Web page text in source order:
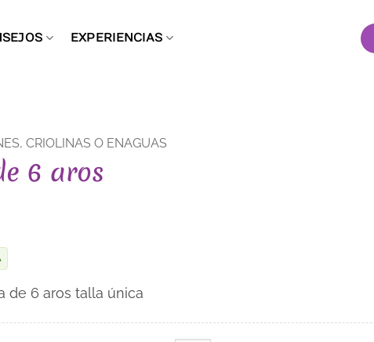
EXPERIENCIAS
CRIOLINAS O ENAGUAS
6 aros
de 6 aros talla única